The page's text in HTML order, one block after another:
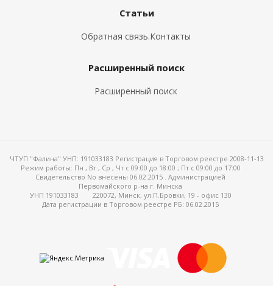
Статьи
Обратная связь.Контакты
Расширенный поиск
Расширенный поиск
ЧТУП "Фалина" УНП: 191033183 Регистрация в Торговом реестре 2008-11-13
Режим работы: Пн , Вт , Ср , Чт c 09:00 до 18:00 ; Пт c 09:00 до 17:00
Свидетельство No внесены 06.02.2015 . Администрацией
Первомайского р-на г. Минска
УНП 191033183
220072, Минск, ул.П.Бровки, 19 - офис 130
Дата регистрации в Торговом реестре РБ: 06.02.2015